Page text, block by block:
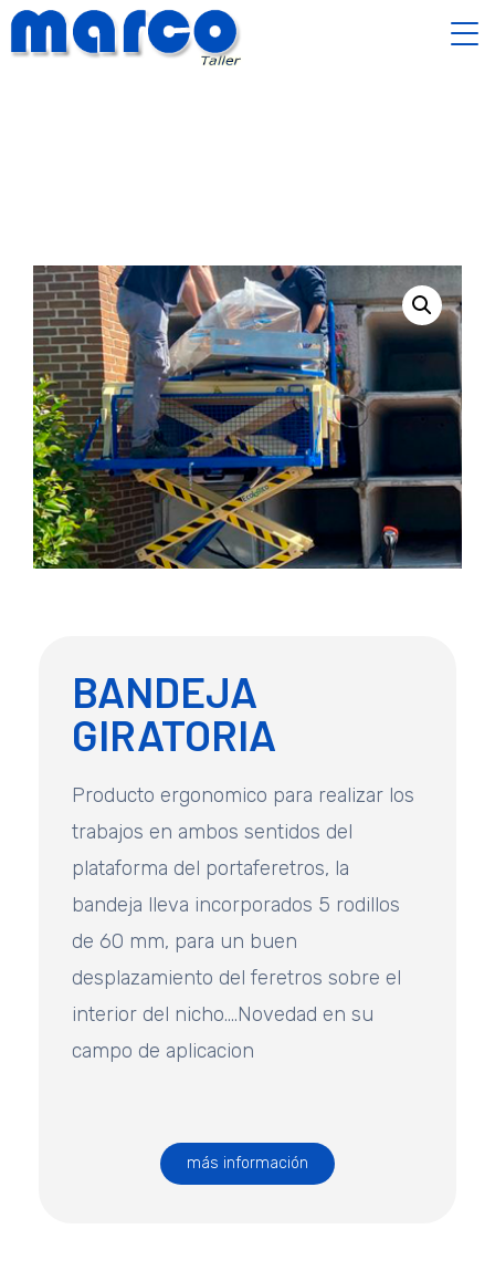
BANDEJA
GIRATORIA
Producto ergonomico para realizar los
trabajos en ambos sentidos del
plataforma del portaferetros, la
bandeja lleva incorporados 5 rodillos
de 60 mm, para un buen
desplazamiento del feretros sobre el
interior del nicho….Novedad en su
campo de aplicacion
más información